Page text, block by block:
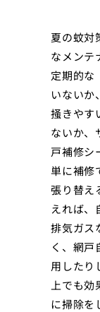
夏の蚊対
なメンテ
定期的な
いないか
掻きやす
ないか、
戸補修シ
単に補修
張り替え
えれば、
排気ガス
く、網
用したり
上でも
に掃除を